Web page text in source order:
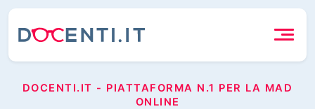
DOCENTI.IT - PIATTAFORMA N.1 PER LA MAD
ONLINE